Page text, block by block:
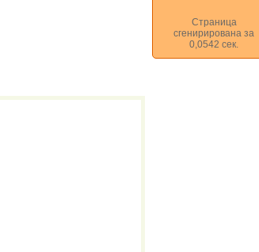
Страница
сгенирирована за
0,0542 сек.